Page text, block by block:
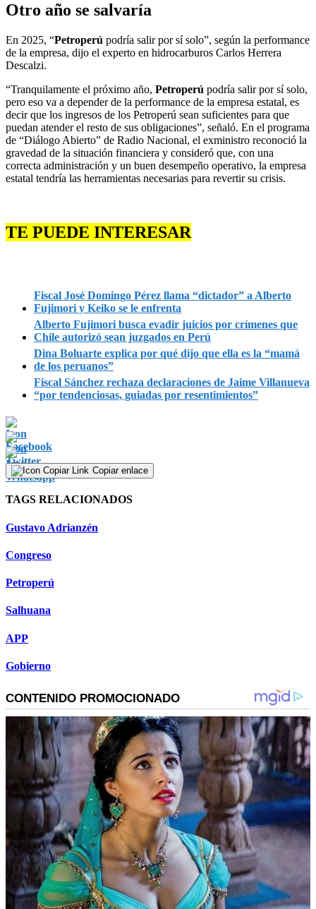
Otro año se salvaría
En 2025, “Petroperú podría salir por sí solo”, según la performance
de la empresa, dijo el experto en hidrocarburos Carlos Herrera
Descalzi.
“Tranquilamente el próximo año, Petroperú podría salir por sí solo,
pero eso va a depender de la performance de la empresa estatal, es
decir que los ingresos de los Petroperú sean suficientes para que
puedan atender el resto de sus obligaciones”, señaló. En el programa
de “Diálogo Abierto” de Radio Nacional, el exministro reconoció la
gravedad de la situación financiera y consideró que, con una
correcta administración y un buen desempeño operativo, la empresa
estatal tendría las herramientas necesarias para revertir su crisis.
TE PUEDE INTERESAR
Fiscal José Domingo Pérez llama “dictador” a Alberto
Fujimori y Keiko se le enfrenta
Alberto Fujimori busca evadir juicios por crímenes que
Chile autorizó sean juzgados en Perú
Dina Boluarte explica por qué dijo que ella es la “mamá
de los peruanos”
Fiscal Sánchez rechaza declaraciones de Jaime Villanueva
“por tendenciosas, guiadas por resentimientos”
Copiar enlace
TAGS RELACIONADOS
Gustavo Adrianzén
Congreso
Petroperú
Salhuana
APP
Gobierno